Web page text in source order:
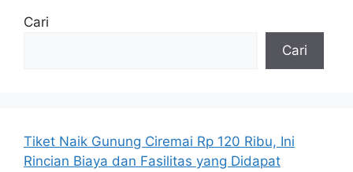
Cari
Cari
Tiket Naik Gunung Ciremai Rp 120 Ribu, Ini
Rincian Biaya dan Fasilitas yang Didapat